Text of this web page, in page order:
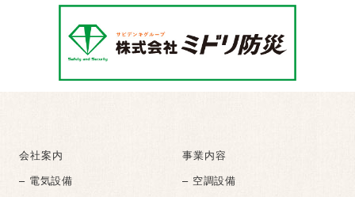
会社案内
事業内容
– 電気設備
– 空調設備